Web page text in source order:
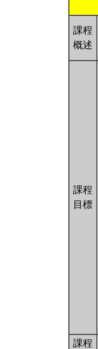
課程
概述
課程
目標
課程